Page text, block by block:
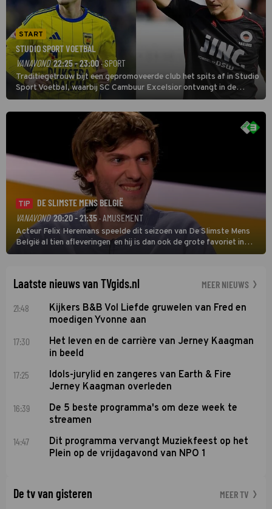
START
STUDIO SPORT VOETBAL
VANAVOND 22:25 - 23:00· SPORT
Traditiegetrouw bijt een gepromoveerde club het spits af in Studio
Sport Voetbal, waarbij SC Cambuur Excelsior ontvangt in de
eerste wedstrijd van het nieuwe Eredivisieseizoen. De nieuwe
oefenmeester is Johan Plat en hij wil aanvallend voetballen.
TIP
DE SLIMSTE MENS BELGIË
VANAVOND 20:20 - 21:35· AMUSEMENT
Acteur Felix Heremans speelde dit seizoen van De Slimste Mens
België al tien afleveringen en hij is dan ook de grote favoriet in
deze seizoensfinale. En er is Nederlandse inbreng, want komiek
Laatste nieuws van TVgids.nl MEER NIEUWS
21:48
Kijkers B&B Vol Liefde gruwelen van Fred en
moedigen Yvonne aan
17:30
Het leven en de carrière van Jerney Kaagman
in beeld
17:25
Idols-jurylid en zangeres van Earth & Fire
Jerney Kaagman overleden
16:39
De 5 beste programma's om deze week te
streamen
14:47
Dit programma vervangt Muziekfeest op het
Plein op de vrijdagavond van NPO 1
De tv van gisteren MEER TV